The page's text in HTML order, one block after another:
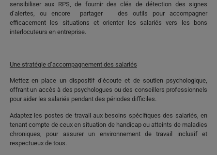
sensibiliser aux RPS, de fournir des clés de détection des signes
d’alertes, ou encore partager des outils pour accompagner
efficacement les situations et orienter les salariés vers les bons
interlocuteurs en entreprise.
Une stratégie d’accompagnement des salariés
Mettez en place un dispositif d’écoute et de soutien psychologique,
offrant un accès à des psychologues ou des conseillers professionnels
pour aider les salariés pendant des périodes difficiles.
Adaptez les postes de travail aux besoins spécifiques des salariés, en
tenant compte de ceux en situation de handicap ou atteints de maladies
chroniques, pour assurer un environnement de travail inclusif et
respectueux de tous.